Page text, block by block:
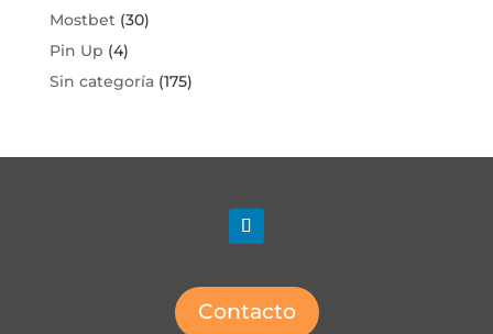
Mostbet(30)
Pin Up (4)
Sin categoría(175)
Contacto